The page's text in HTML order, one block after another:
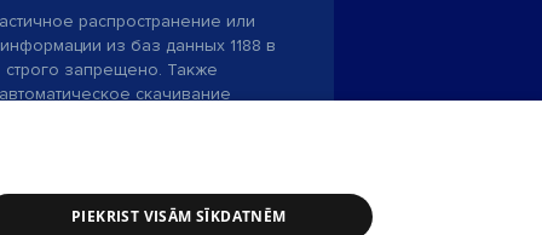
распространение или
из баз данных 1188 в
запрещено. Также
скачивание
PIEKRIST VISĀM SĪKDATNĒM